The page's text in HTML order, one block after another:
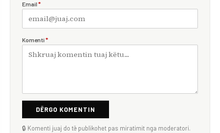
Email *
Komenti *
DËRGO KOMENTIN
🔒 Komenti juaj do të publikohet pas miratimit nga moderatori.